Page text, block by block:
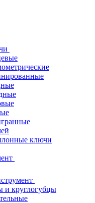
ключи
и круглогубцы